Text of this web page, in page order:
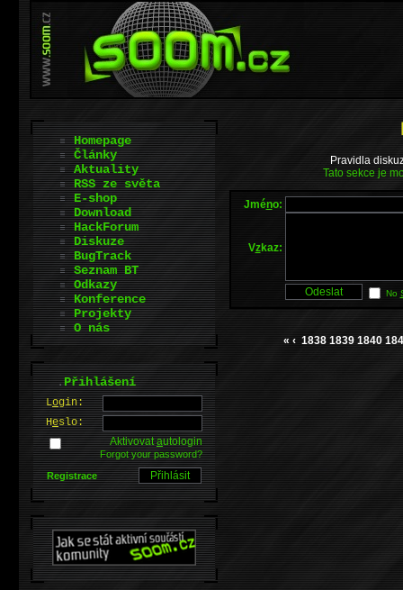
Pravidla
Tato sekce je
Jméno:
Vzkaz:
No
« ‹ 1838 1839 1840
Homepage
Články
Aktuality
RSS ze světa
E-shop
Download
HackForum
Diskuze
BugTrack
Seznam BT
Odkazy
Konference
Projekty
O nás
.Přihlášení
Login:
Heslo:
Aktivovatautologin
Forgot your password?
Registrace